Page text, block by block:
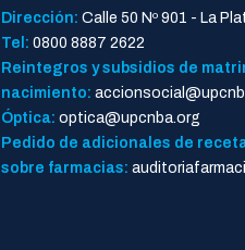
Dirección: Calle 50 Nº 901 - La
Tel: 0800 8887 2622
Reintegros y subsidios de
nacimiento:
Óptica: optica@upcnba.org
Pedido de adicionales de
sobre farmacias: